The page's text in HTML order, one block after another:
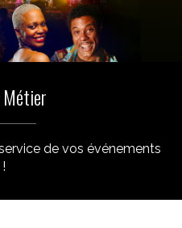
de vos événements
!